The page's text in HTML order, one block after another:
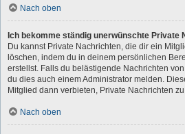
Nach oben
Ich bekomme ständig unerwünschte Private
Du kannst Private Nachrichten, die dir ein
löschen, indem du in deinem persönlichen
erstellst. Falls du belästigende Nachrichten
du dies auch einem Administrator melden.
Mitglied dann verbieten, Private Nachrichten
Nach oben